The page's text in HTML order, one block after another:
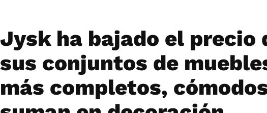
Jysk ha bajado el precio
sus conjuntos de
más completos,